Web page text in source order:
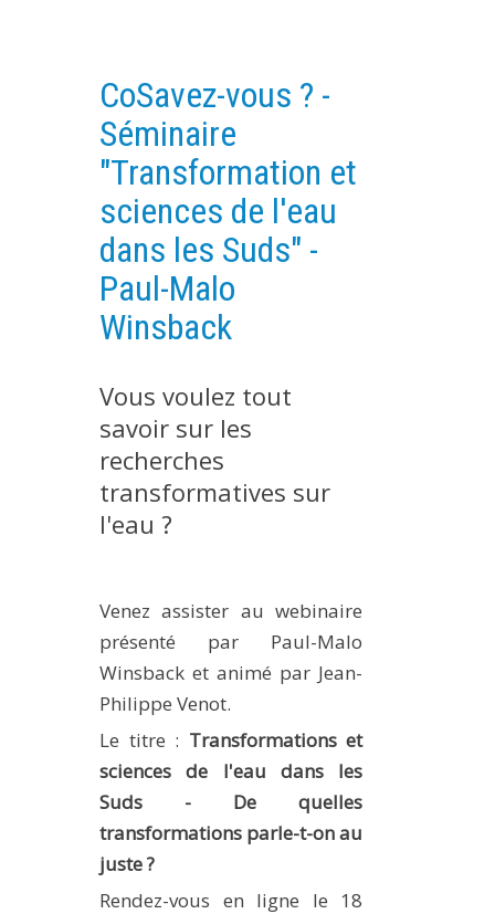
PROJETS EN COURS
PROJETS TERMINÉS
NOS RÉSEAUX SCIENTIFIQUES ET TECHNIQUES
SÉMINAIRES RÉGULIERS
FORMATION
MASTER
INGÉNIEUR
FORMATION CONTINUE
THÈSES EN COURS
PRODUCTION
MÉTHODES ET OUTILS
NOS TRAVAUX EN VIDÉO
CoSavez-vous ? -
Séminaire
"Transformation et
sciences de l'eau
dans les Suds" -
Paul-Malo
Winsback
Vous voulez tout
savoir sur les
recherches
transformatives sur
l'eau ?
Venez assister au webinaire
présenté par Paul-Malo
Winsback et animé par Jean-
Philippe Venot.
Le titre : Transformations et
sciences de l'eau dans les
Suds - De quelles
transformations parle-t-on au
juste ?
Rendez-vous en ligne le 18